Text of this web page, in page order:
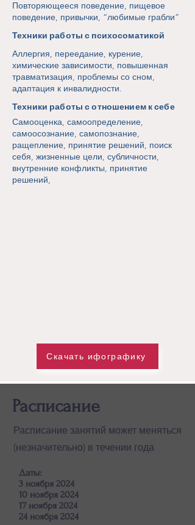
Повторяющееся поведение, пищевое
поведение, привычки, “любимые грабли”
Техники работы с психосоматикой
Аллергия, переедание, курение,
химические зависимости, повышенная
травматизация, проблемы со сном,
адаптация к инвалидности.
Техники работы с отношением к себе
Самооценка, самоопределение,
самоосознание, самопознание,
ращепление, принятие решений, поиск
себя, жизненные цели, субличности,
внутренние конфликты, принятие
решений,
Скачать ифографику
Расписание
Расписание занятий может меняться
(незначительно) в течении года
Даты:
3 ноября 2024
10 ноября 2024
17 ноября 2024
24 ноября 2024